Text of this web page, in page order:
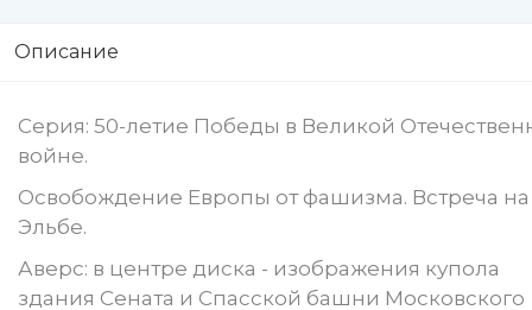
Описание
Серия: 50-летие Победы в Великой
войне.
Освобождение Европы от фашизма. Встреча на
Эльбе.
Аверс: в центре диска - изображения купола
здания Сената и Спасской башни Московского